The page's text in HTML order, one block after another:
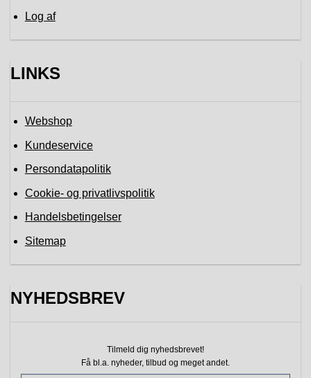
Log af
LINKS
Webshop
Kundeservice
Persondatapolitik
Cookie- og privatlivspolitik
Handelsbetingelser
Sitemap
NYHEDSBREV
Tilmeld dig nyhedsbrevet!
Få bl.a. nyheder, tilbud og meget andet.